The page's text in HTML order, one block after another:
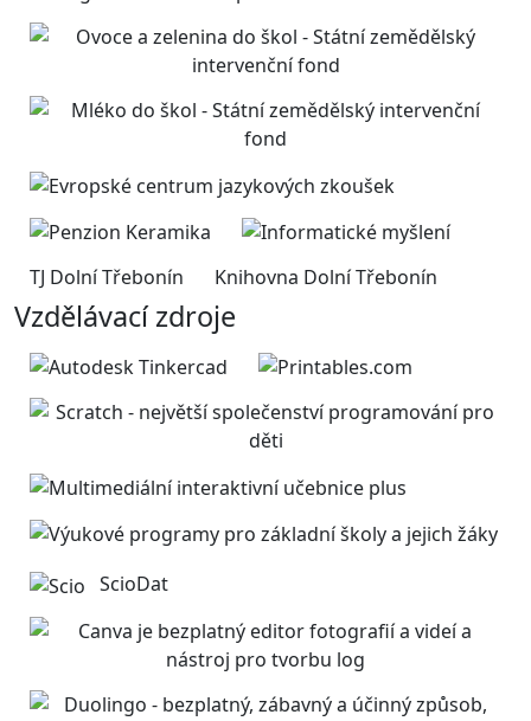
TJ Dolní Třebonín Knihovna Dolní Třebonín
Vzdělávací zdroje
ScioDat